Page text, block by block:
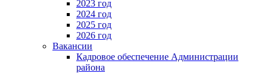
2023 год
2024 год
2025 год
2026 год
Вакансии
Кадровое обеспечение Администрации
района